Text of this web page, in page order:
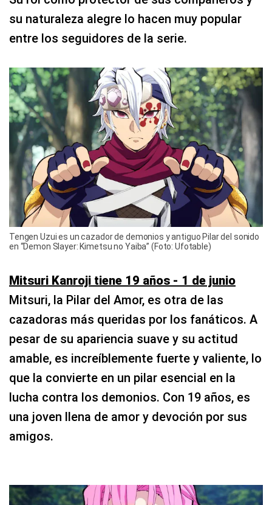
su naturaleza alegre lo hacen muy popular
entre los seguidores de la serie.
Tengen Uzui es un cazador de demonios y antiguo Pilar del sonido
en “Demon Slayer: Kimetsu no Yaiba” (Foto: Ufotable)
Mitsuri Kanroji tiene 19 años - 1 de junio
Mitsuri, la Pilar del Amor, es otra de las
cazadoras más queridas por los fanáticos. A
pesar de su apariencia suave y su actitud
amable, es increíblemente fuerte y valiente, lo
que la convierte en un pilar esencial en la
lucha contra los demonios. Con 19 años, es
una joven llena de amor y devoción por sus
amigos.